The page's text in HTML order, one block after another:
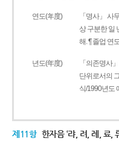
연도(年度)
「명사」 사
상 구분한 일
해. ¶ 졸업 연
년도(年度)
「의존명사
단위로서의
식/1990년도
제11항 한자음 ‘랴, 려, 례, 료,